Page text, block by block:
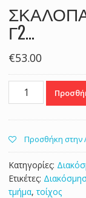
Γ2…
€53.00
ΣΚΑΛΟΠΑΤΙΑ
ΑΠΟΦΘΕΓΜΑΤΑ
Προσθήκη στην
Κατηγορίες:
Ετικέτες:
τμήμα,τοίχος